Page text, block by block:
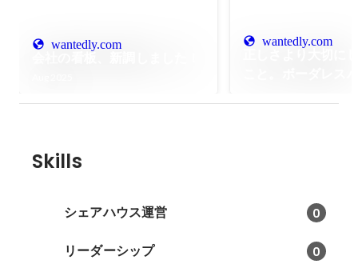
wantedly.com wantedly.com
Skills
シェアハウス運営 0
リーダーシップ 0